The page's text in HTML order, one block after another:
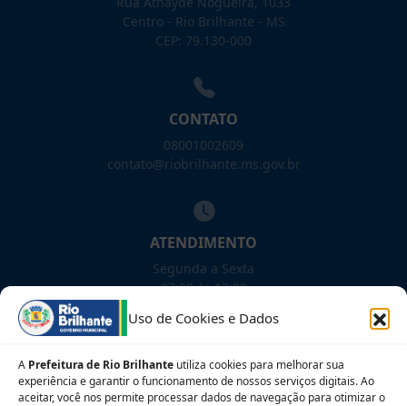
Uso de Cookies e Dados
A Prefeitura de Rio Brilhante utiliza cookies para melhorar sua
experiência e garantir o funcionamento de nossos serviços digitais. Ao
aceitar, você nos permite processar dados de navegação para otimizar o
Centro - Rio Brilhante - MS
CEP: 79.130-000
CONTATO
08001002609
contato@riobrilhante.ms.gov.br
ATENDIMENTO
Segunda a Sexta
07:00 às 13:00
NOSSAS REDES!